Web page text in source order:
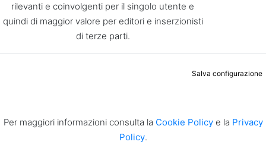
rilevanti e coinvolgenti per il singolo utente e
quindi di maggior valore per editori e inserzionisti
di terze parti.
Salva configurazione
Per maggiori informazioni consulta la Cookie Policye la Privacy
Policy.